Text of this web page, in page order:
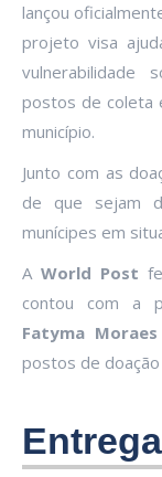
lançou
projeto visa
vulnerabilidade
postos de coleta
município.
Junto com as
de que sejam
munícipes em
AWorld Post
contou com a
Fatyma Moraes
postos de doação